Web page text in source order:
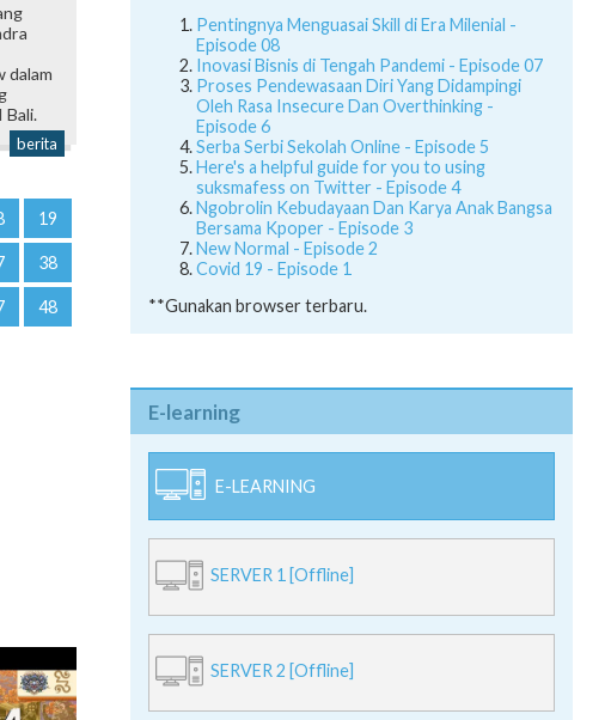
dalam
Bali.
berita
19
38
48
Pentingnya Menguasai Skill di Era Milenial -
Episode 08
Inovasi Bisnis di Tengah Pandemi - Episode 07
Proses Pendewasaan Diri Yang Didampingi
Oleh Rasa Insecure Dan Overthinking -
Episode 6
Serba Serbi Sekolah Online - Episode 5
Here's a helpful guide for you to using
suksmafess on Twitter - Episode 4
Ngobrolin Kebudayaan Dan Karya Anak Bangsa
Bersama Kpoper - Episode 3
New Normal - Episode 2
Covid 19 - Episode 1
**Gunakan browser terbaru.
E-learning
E-LEARNING
SERVER 1 [Offline]
SERVER 2 [Offline]